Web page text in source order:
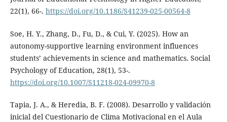
22(1), 66-. https://doi.org/10.1186/S41239-025-00564-8
Soe, H. Y., Zhang, D., Fu, D., & Cui, Y. (2025). How an
autonomy-supportive learning environment influences
students’ achievements in science and mathematics. Social
Psychology of Education, 28(1), 53-.
https://doi.org/10.1007/S11218-024-09970-8
Tapia, J. A., & Heredia, B. F. (2008). Desarrollo y validación
inicial del Cuestionario de Clima Motivacional en el Aula